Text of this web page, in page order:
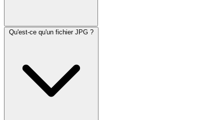
Qu'est-ce qu'un fichier JPG ?